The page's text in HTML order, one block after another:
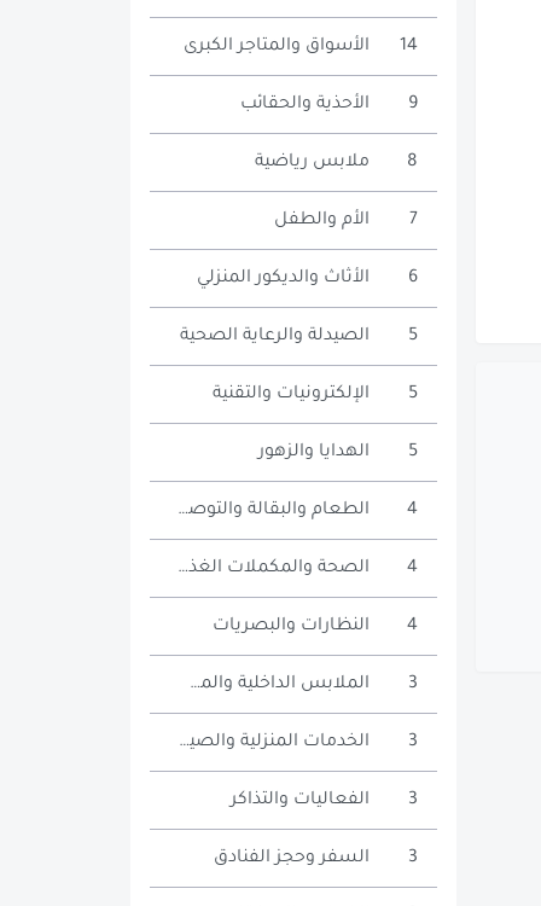
الأسواق والمتاجر الكبرى 14
الأحذية والحقائب 9
ملابس رياضية 8
الأم والطفل 7
الأثاث والديكور المنزلي 6
الصيدلة والرعاية الصحية 5
الإلكترونيات والتقنية 5
الهدايا والزهور 5
الطعام والبقالة والتوصيل 4
الصحة والمكملات الغذائية 4
النظارات والبصريات 4
الملابس الداخلية والمشدات 3
الخدمات المنزلية والصيانة 3
الفعاليات والتذاكر 3
السفر وحجز الفنادق 3